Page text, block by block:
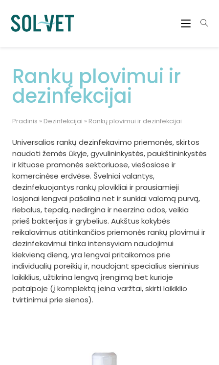
Rankų plovimui ir
dezinfekcijai
Pradinis » Dezinfekcijai » Rankų plovimui ir dezinfekcijai
Universalios rankų dezinfekavimo priemonės, skirtos
naudoti žemės ūkyje, gyvulininkystės, paukštininkystės
ir kituose pramonės sektoriuose, viešosiose ir
komercinėse erdvėse. Švelniai valantys,
dezinfekuojantys rankų plovikliai ir prausiamieji
losjonai lengvai pašalina net ir sunkiai valomą purvą,
riebalus, tepalą, nedirgina ir neerzina odos, veikia
prieš bakterijas ir grybelius. Aukštus kokybės
reikalavimus atitinkančios priemonės rankų plovimui ir
dezinfekavimui tinka intensyviam naudojimui
kiekvieną dieną, yra lengvai pritaikomos prie
individualių poreikių ir, naudojant specialius sieninius
laikiklius, užtikrina lengvą įrengimą bet kurioje
patalpoje (į komplektą įeina varžtai, skirti laikiklio
tvirtinimui prie sienos).